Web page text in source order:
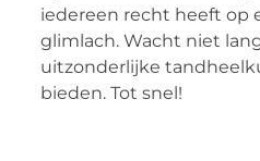
iedereen recht heeft op
glimlach. Wacht niet
uitzonderlijke
bieden. Tot snel!